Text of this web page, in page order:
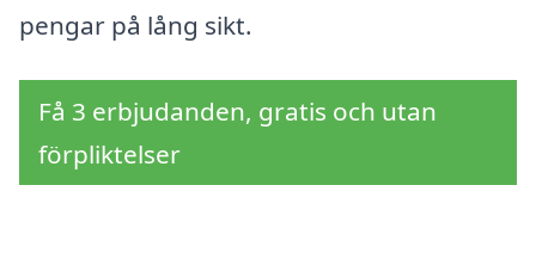
pengar på lång sikt.
Få 3 erbjudanden, gratis och utan
förpliktelser